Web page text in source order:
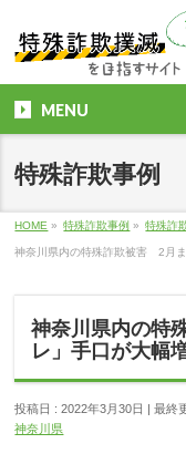
MENU
特殊詐欺事例
HOME » 特殊詐欺事例 » 特殊詐
神奈川県内の特殊詐欺被害 2月
神奈川県内の特
レ」手口が大幅
投稿日 : 2022年3月30日 最終
神奈川県